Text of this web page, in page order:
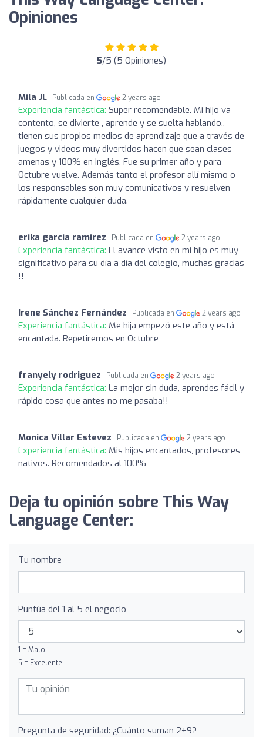
Opiniones
5/5 (5 Opiniones)
Mila JL Publicada en 2 years ago
Experiencia fantástica: Super recomendable. Mi hijo va
contento, se divierte , aprende y se suelta hablando..
tienen sus propios medios de aprendizaje que a través de
juegos y videos muy divertidos hacen que sean clases
amenas y 100% en Inglés. Fue su primer año y para
Octubre vuelve. Además tanto el profesor allí mismo o
los responsables son muy comunicativos y resuelven
rápidamente cualquier duda.
erika garcia ramirez Publicada en 2 years ago
Experiencia fantástica: El avance visto en mi hijo es muy
significativo para su día a día del colegio, muchas gracias
!!
Irene Sánchez Fernández Publicada en 2 years ago
Experiencia fantástica: Me hija empezó este año y está
encantada. Repetiremos en Octubre
franyely rodriguez Publicada en 2 years ago
Experiencia fantástica: La mejor sin duda, aprendes fácil y
rápido cosa que antes no me pasaba!!
Monica Villar Estevez Publicada en 2 years ago
Experiencia fantástica: Mis hijos encantados, profesores
nativos. Recomendados al 100%
Deja tu opinión sobre This Way
Language Center:
Tu nombre
Puntúa del 1 al 5 el negocio
1 = Malo
5 = Excelente
Pregunta de seguridad: ¿Cuánto suman 2+9?